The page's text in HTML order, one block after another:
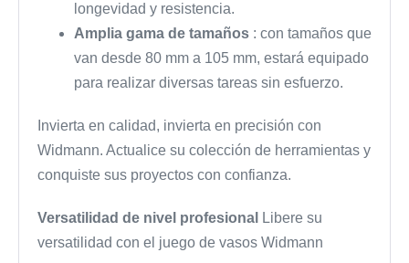
longevidad y resistencia.
Amplia gama de tamaños : con tamaños que
van desde 80 mm a 105 mm, estará equipado
para realizar diversas tareas sin esfuerzo.
Invierta en calidad, invierta en precisión con
Widmann. Actualice su colección de herramientas y
conquiste sus proyectos con confianza.
Versatilidad de nivel profesional
Libere su
versatilidad con el juego de vasos Widmann